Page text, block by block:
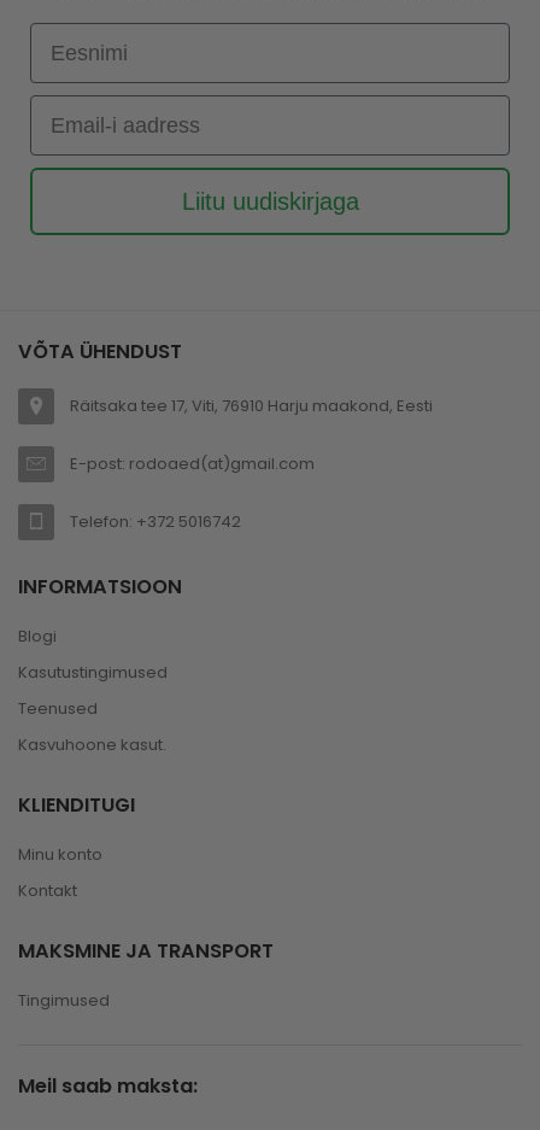
Eesnimi
Email-i aadress
Liitu uudiskirjaga
VÕTA ÜHENDUST
Räitsaka tee 17, Viti, 76910 Harju maakond, Eesti
E-post: rodoaed(at)gmail.com
Telefon: +372 5016742
INFORMATSIOON
Blogi
Kasutustingimused
Teenused
Kasvuhoone kasut.
KLIENDITUGI
Minu konto
Kontakt
MAKSMINE JA TRANSPORT
Tingimused
Meil saab maksta: